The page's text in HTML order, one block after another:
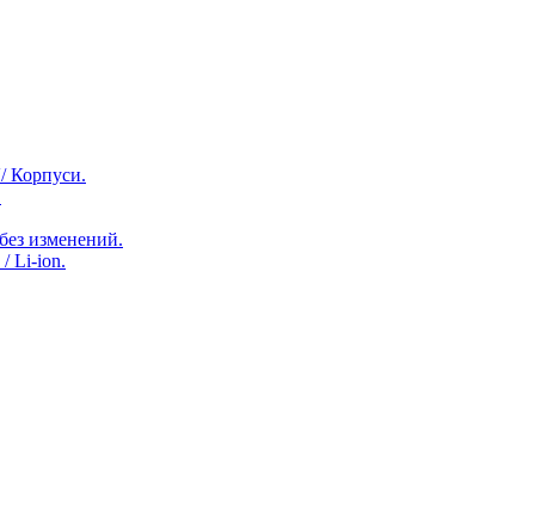
Корпуси.
изменений.
/ Li-ion.